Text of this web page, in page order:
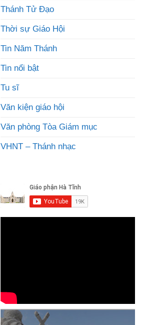
Thánh Tử Đạo
Thời sự Giáo Hội
Tin Năm Thánh
Tin nổi bật
Tu sĩ
Văn kiện giáo hội
Văn phòng Tòa Giám mục
VHNT – Thánh nhạc